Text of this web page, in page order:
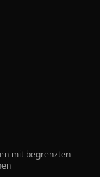
mit begrenzten